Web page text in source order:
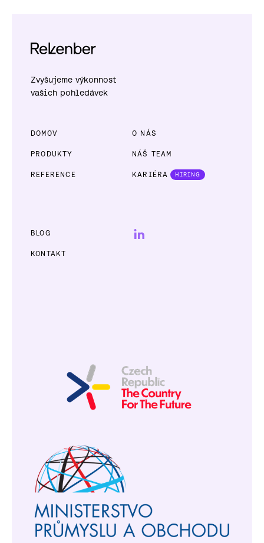
Zvyšujeme výkonnost
vašich pohledávek
DOMOV
PRODUKTY
REFERENCE
O NÁS
NÁŠ TEAM
KARIÉRA HIRING
BLOG
KONTAKT